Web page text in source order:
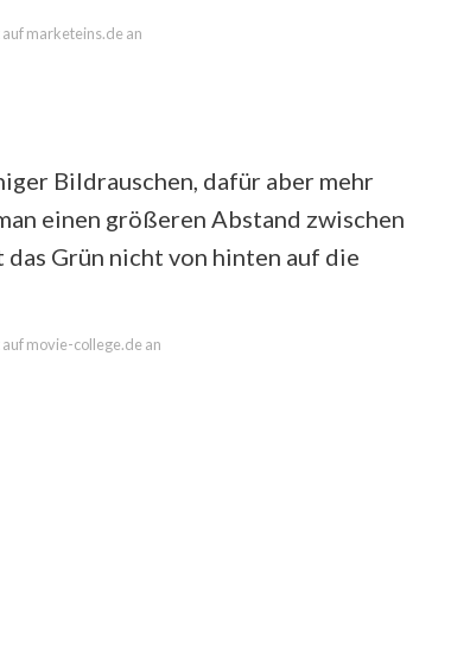
marketeins.de an
Bildrauschen, dafür aber mehr
einen größeren Abstand zwischen
Grün nicht von hinten auf die
movie-college.de an